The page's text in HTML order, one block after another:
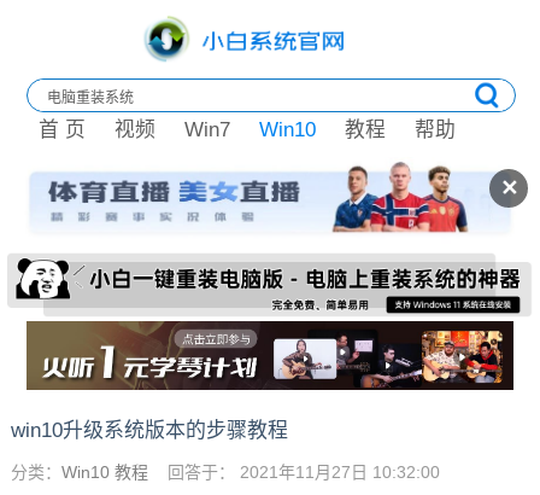
✕
首 页 视频 Win7 Win10 教程 帮助
win10升级系统版本的步骤教程
分类： Win10 教程 回答于： 2021年11月27日 10:32:00